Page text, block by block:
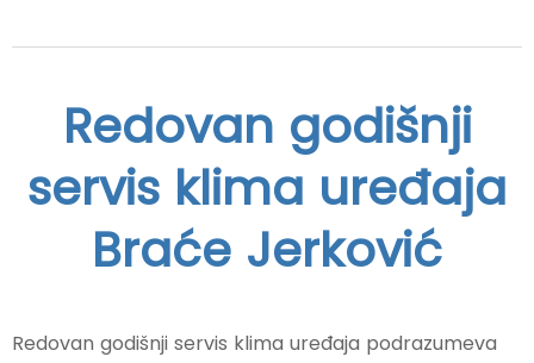
Redovan godišnji
servis klima uređaja
Braće Jerković
Redovan godišnji servis klima uređaja podrazumeva